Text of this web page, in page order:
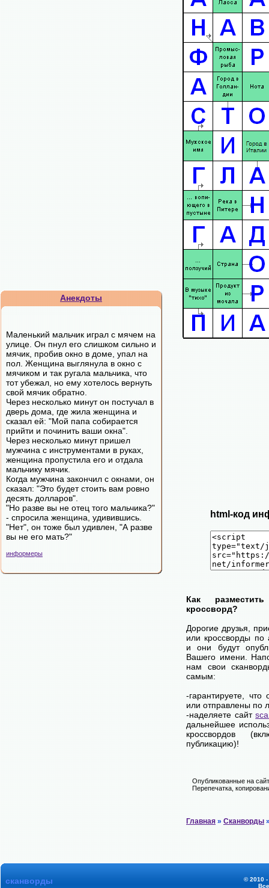
Анекдоты
Маленький мальчик играл с мячем на
улице. Он пнул его слишком сильно и
мячик, пробив окно в доме, упал на
пол. Женщина выглянула в окно с
мячиком и так ругала мальчика, что
тот убежал, но ему хотелось вернуть
свой мячик обратно.
Через несколько минут он постучал в
дверь дома, где жила женщина и
сказал ей: "Мой папа собирается
прийти и починить ваши окна".
Через несколько минут пришел
мужчина с инструментами в руках,
женщина пропустила его и отдала
мальчику мячик.
Когда мужчина закончил с окнами, он
сказал: "Это будет стоить вам ровно
десять долларов".
"Но разве вы не отец того мальчика?"
- спросила женщина, удивившись.
"Нет", он тоже был удивлен, "А разве
вы не его мать?"
информеры
html-код
Как
кроссворд?
Дорогие друзья,
или кроссворды по
и они будут
Вашего имени.
нам свои
самым:
-гарантируете,
или отправлены по
-наделяете сайт
дальнейшее
кроссвордов
публикацию)!
Опубликованные на
Перепечатка,
Главная » Сканворды
сканворды
© 2010